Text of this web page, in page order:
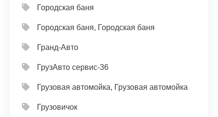
Городская баня
Городская баня, Городская баня
Гранд-Авто
ГрузАвто сервис-36
Грузовая автомойка, Грузовая автомойка
Грузовичок